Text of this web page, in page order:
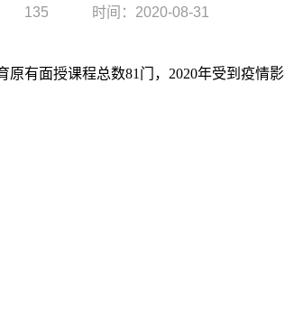
135 时间：2020-08-31
原有面授课程总数81门，2020年受到疫情